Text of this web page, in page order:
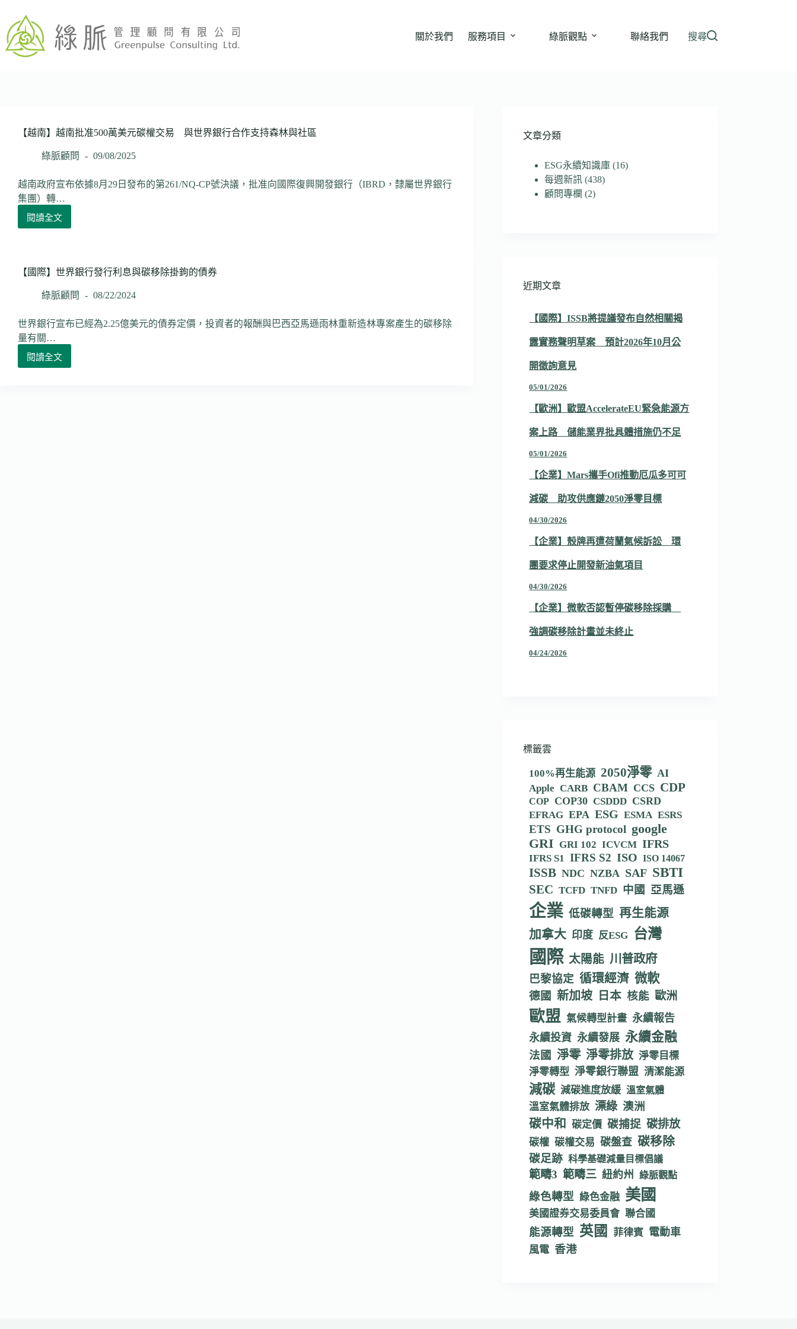
主
要
關於我們 服務項目 綠脈觀點 聯絡我們 搜尋
【越南】越南批准500萬美元碳權交易 與世界銀行合作支持森林與社區
綠脈顧問 09/08/2025
越南政府宣布依據8月29日發布的第261/NQ-CP號決議，批准向國際復興開發銀行（IBRD，隸屬世界銀行
集團）轉…
閱讀全文
【越
批
500
美
元
碳
權
交
【國際】世界銀行發行利息與碳移除掛鉤的債券
綠脈顧問 08/22/2024
世界銀行宣布已經為2.25億美元的債券定價，投資者的報酬與巴西亞馬遜雨林重新造林專案產生的碳移除
量有關…
閱讀全文
【國
文章分類
ESG永續知識庫(16)
每週新訊(438)
顧問專欄 (2)
近期文章
【國際】ISSB將提議發布自然相關揭
露實務聲明草案 預計2026年10月公
開徵詢意見
05/01/2026
【歐洲】歐盟AccelerateEU緊急能源方
案上路 儲能業界批具體措施仍不足
05/01/2026
【企業】Mars攜手Ofi推動厄瓜多可可
減碳 助攻供應鏈2050淨零目標
04/30/2026
【企業】殼牌再遭荷蘭氣候訴訟 環
團要求停止開發新油氣項目
04/30/2026
【企業】微軟否認暫停碳移除採購
強調碳移除計畫並未終止
04/24/2026
標籤雲
100%再生能源 2050淨零 AI
Apple CARB CBAM CCS CDP
COP COP30 CSDDD CSRD
EFRAG EPA ESG ESMA ESRS
ETS GHG protocol google
GRI GRI 102 ICVCM IFRS
IFRS S1 IFRS S2 ISO ISO 14067
ISSB NDC NZBA SAF SBTI
SEC TCFD TNFD 中國 亞馬遜
企業 低碳轉型 再生能源
加拿大 印度 反ESG 台灣
國際 太陽能 川普政府
巴黎協定 循環經濟 微軟
德國 新加坡 日本 核能 歐洲
歐盟 氣候轉型計畫 永續報告
永續投資 永續發展 永續金融
法國 淨零 淨零排放 淨零目標
淨零轉型 淨零銀行聯盟 清潔能源
減碳 減碳進度放緩 溫室氣體
溫室氣體排放 漂綠 澳洲
碳中和 碳定價 碳捕捉 碳排放
碳權 碳權交易 碳盤查 碳移除
碳足跡 科學基礎減量目標倡議
範疇3 範疇三 紐約州 綠脈觀點
綠色轉型 綠色金融 美國
美國證券交易委員會 聯合國
能源轉型 英國 菲律賓 電動車
風電 香港